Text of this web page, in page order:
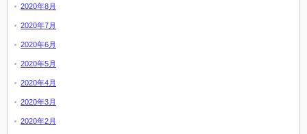
2020年8月
2020年7月
2020年6月
2020年5月
2020年4月
2020年3月
2020年2月